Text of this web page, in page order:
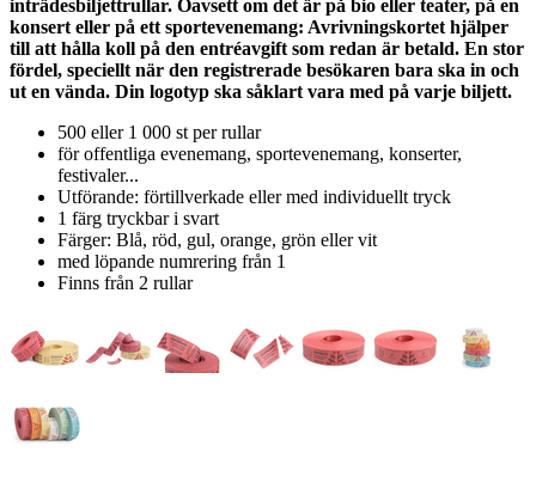
inträdesbiljettrullar. Oavsett om det är på bio eller teater, på en
konsert eller på ett sportevenemang: Avrivningskortet hjälper
till att hålla koll på den entréavgift som redan är betald. En stor
fördel, speciellt när den registrerade besökaren bara ska in och
ut en vända. Din logotyp ska såklart vara med på varje biljett.
500 eller 1 000 st per rullar
för offentliga evenemang, sportevenemang, konserter,
festivaler...
Utförande: förtillverkade eller med individuellt tryck
1 färg tryckbar i svart
Färger: Blå, röd, gul, orange, grön eller vit
med löpande numrering från 1
Finns från 2 rullar